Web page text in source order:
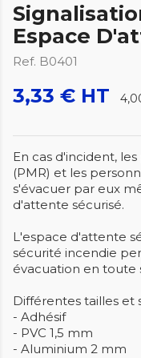
Espace
Ref. B0401
3,33 € HT
En cas d'incident,
(PMR) et les
s'évacuer par eux
d'attente sécurisé.
L'espace d'attente
sécurité incendie
évacuation en toute
Différentes tailles et
- Adhésif
- PVC 1,5 mm
- Aluminium 2 mm